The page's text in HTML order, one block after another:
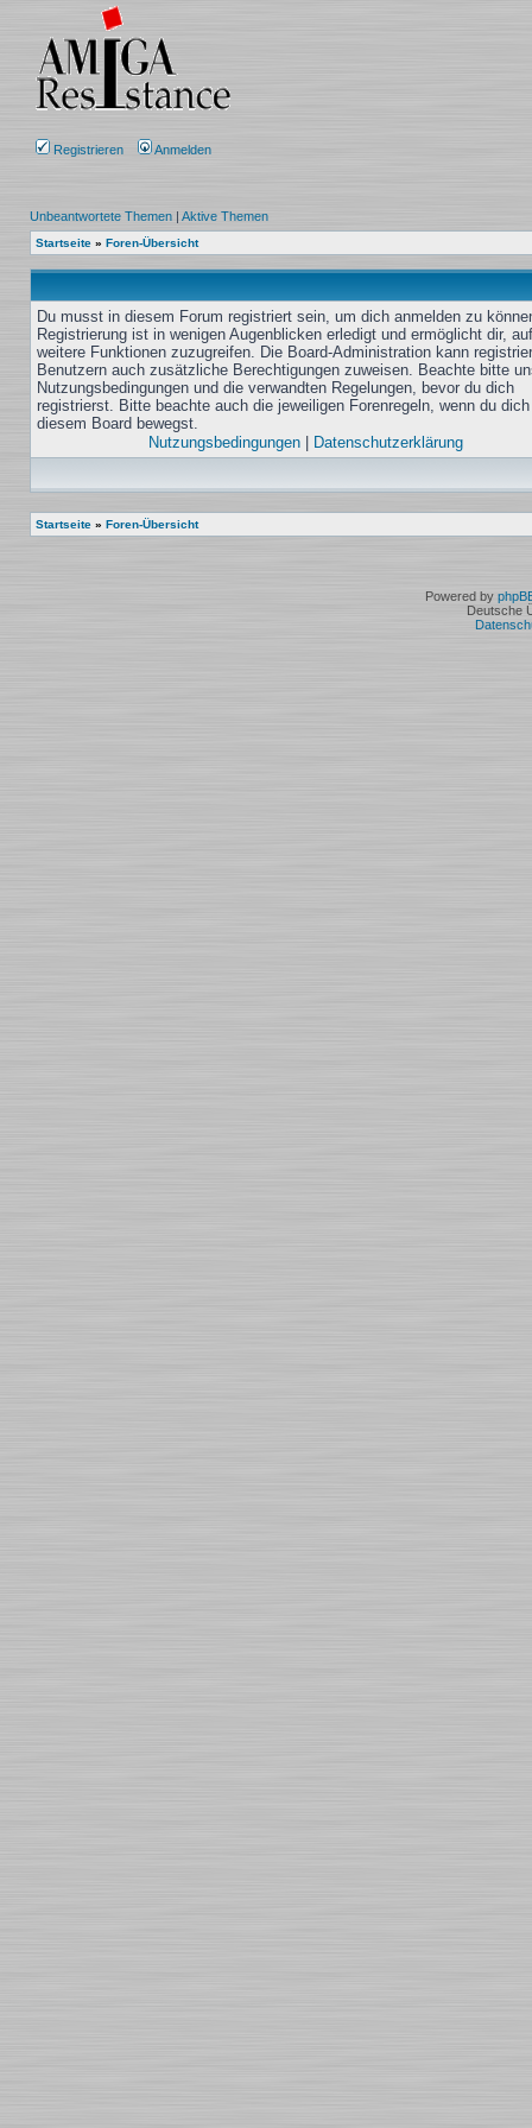
Registrieren Anmelden
Unbeantwortete Themen | Aktive Themen
Startseite » Foren-Übersicht
Du musst in diesem Forum registriert sein, um dich anmelden zu
Registrierung ist in wenigen Augenblicken erledigt und ermöglicht dir, auf
weitere Funktionen zuzugreifen. Die Board-Administration kann
Benutzern auch zusätzliche Berechtigungen zuweisen. Beachte bitte
Nutzungsbedingungen und die verwandten Regelungen, bevor du dich
registrierst. Bitte beachte auch die jeweiligen Forenregeln, wenn du
diesem Board bewegst.
Nutzungsbedingungen
Datenschutzerklärung
Startseite » Foren-Übersicht
Powered by
Deutsche